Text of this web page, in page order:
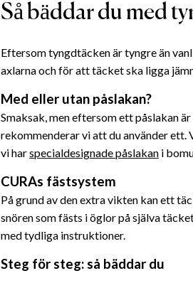
Så bäddar du med
Eftersom tyngdtäcken är tyngre än
axlarna och för att täcket ska ligga
Med eller utan påslakan?
Smaksak, men eftersom ett påslakan
rekommenderar vi att du använder ett.
vi harspecialdesignade påslakani
CURAs fästsystem
På grund av den extra vikten kan ett
snören som fästs i öglor på själva
med tydliga instruktioner.
Steg för steg: så bäddar du